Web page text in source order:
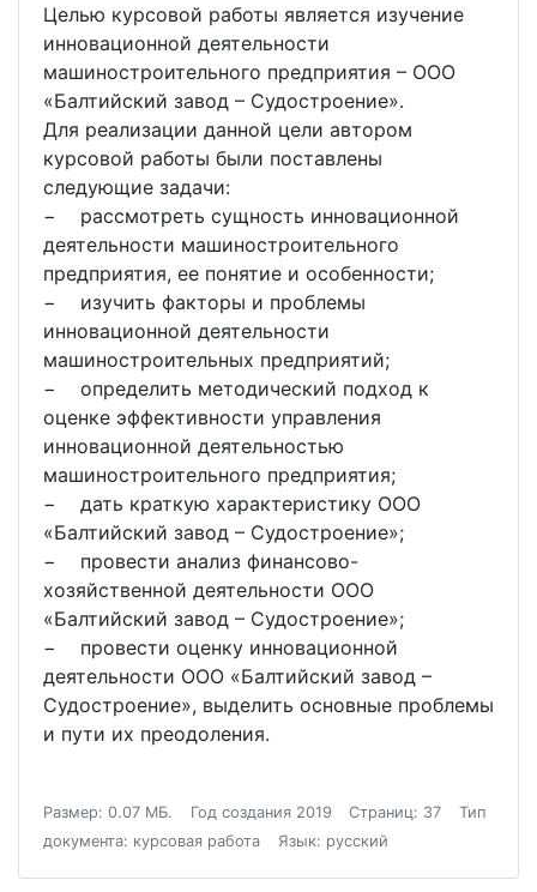
Целью курсовой работы является изучение
инновационной деятельности
машиностроительного предприятия – ООО
«Балтийский завод – Судостроение».
Для реализации данной цели автором
курсовой работы были поставлены
следующие задачи:
− рассмотреть сущность инновационной
деятельности машиностроительного
предприятия, ее понятие и особенности;
− изучить факторы и проблемы
инновационной деятельности
машиностроительных предприятий;
− определить методический подход к
оценке эффективности управления
инновационной деятельностью
машиностроительного предприятия;
− дать краткую характеристику ООО
«Балтийский завод – Судостроение»;
− провести анализ финансово-
хозяйственной деятельности ООО
«Балтийский завод – Судостроение»;
− провести оценку инновационной
деятельности ООО «Балтийский завод –
Судостроение», выделить основные проблемы
и пути их преодоления.
Размер: 0.07 МБ. Год создания 2019 Страниц: 37
Тип
документа: курсовая работа
Язык: русский